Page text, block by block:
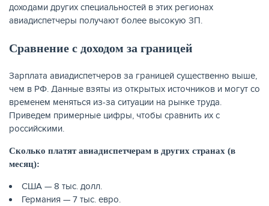
доходами других специальностей в этих регионах
авиадиспетчеры получают более высокую ЗП.
Сравнение с доходом за границей
Зарплата авиадиспетчеров за границей существенно выше,
чем в РФ. Данные взяты из открытых источников и могут со
временем меняться из-за ситуации на рынке труда.
Приведем примерные цифры, чтобы сравнить их с
российскими.
Сколько платят авиадиспетчерам в других странах (в
месяц):
США — 8 тыс. долл.
Германия — 7 тыс. евро.